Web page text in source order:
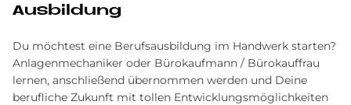
Aus­bil­dung
Du möchtest eine Berufsausbildung im Handwerk starten?
Anlagenmechaniker oder Bürokaufmann / Bürokauffrau
lernen, anschließend übernommen werden und Deine
berufliche Zukunft mit tollen Entwicklungsmöglichkeiten